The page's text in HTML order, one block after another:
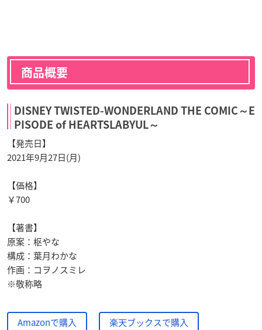
商品概要
DISNEY TWISTED-WONDERLAND THE COMIC～E
PISODE of HEARTSLABYUL～
【発売日】
2021年9月27日(月)
【価格】
￥700
【著書】
原案：枢やな
構成：葉月わかな
作画：コヲノスミレ
※敬称略
Amazonで購入 楽天ブックスで購入